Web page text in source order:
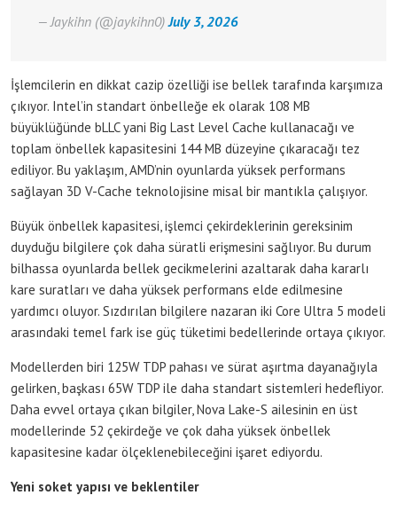
— Jaykihn (@jaykihn0)July 3, 2026
İşlemcilerin en dikkat cazip özelliği ise bellek tarafında karşımıza
çıkıyor. Intel’in standart önbelleğe ek olarak 108 MB
büyüklüğünde bLLC yani Big Last Level Cache kullanacağı ve
toplam önbellek kapasitesini 144 MB düzeyine çıkaracağı tez
ediliyor. Bu yaklaşım, AMD’nin oyunlarda yüksek performans
sağlayan 3D V-Cache teknolojisine misal bir mantıkla çalışıyor.
Büyük önbellek kapasitesi, işlemci çekirdeklerinin gereksinim
duyduğu bilgilere çok daha süratli erişmesini sağlıyor. Bu durum
bilhassa oyunlarda bellek gecikmelerini azaltarak daha kararlı
kare suratları ve daha yüksek performans elde edilmesine
yardımcı oluyor. Sızdırılan bilgilere nazaran iki Core Ultra 5 modeli
arasındaki temel fark ise güç tüketimi bedellerinde ortaya çıkıyor.
Modellerden biri 125W TDP pahası ve sürat aşırtma dayanağıyla
gelirken, başkası 65W TDP ile daha standart sistemleri hedefliyor.
Daha evvel ortaya çıkan bilgiler, Nova Lake-S ailesinin en üst
modellerinde 52 çekirdeğe ve çok daha yüksek önbellek
kapasitesine kadar ölçeklenebileceğini işaret ediyordu.
Yeni soket yapısı ve beklentiler